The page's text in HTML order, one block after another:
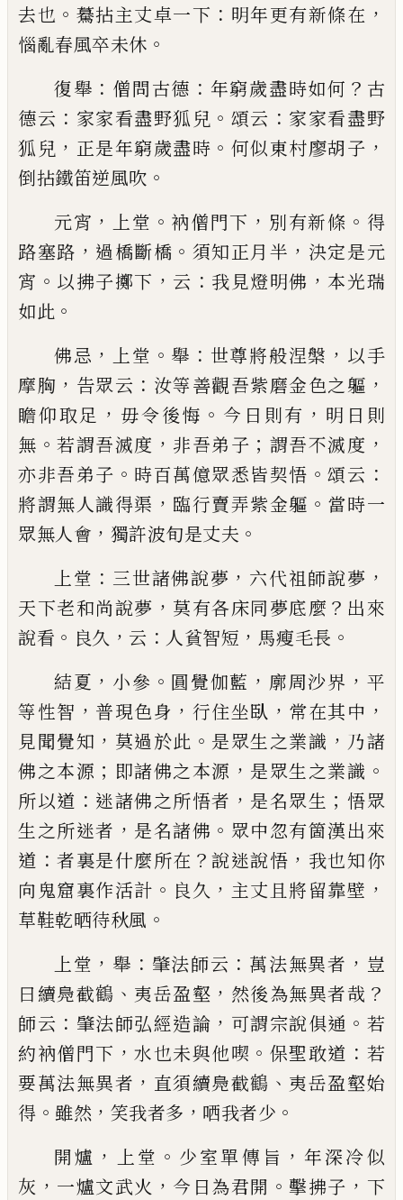
去也 。 驀拈主丈卓一下 ： 明年更有新條在 ，
惱亂春風卒未休 。
復舉 ： 僧問古德 ： 年窮歲盡時如何 ？ 古
德云 ： 家家看盡野狐兒 。 頌云 ： 家家看盡野
狐兒 ， 正是年窮歲盡時 。 何似東村廖胡子 ，
倒拈鐵笛逆風吹 。
元宵 ， 上堂 。 衲僧門下 ， 別有新條 。 得
路塞路 ， 過橋斷橋 。 須知正月半 ， 決定是元
宵 。 以拂子擲下 ， 云 ： 我見燈明佛 ，本光瑞
如此 。
佛忌 ， 上堂 。 舉 ： 世尊將般涅槃 ， 以手
摩胸 ， 告眾云 ： 汝等善觀吾紫磨金色之軀 ，
瞻仰取足 ， 毋令後悔 。 今日則有 ， 明日則
無 。若謂吾滅度 ， 非吾弟子 ； 謂吾不滅度 ，
亦非吾弟子 。 時百萬億眾悉皆契悟 。頌云 ：
將謂無人識得渠 ， 臨行賣弄紫金軀 。 當時一
眾無人會 ， 獨許波旬是丈夫 。
上堂 ： 三世諸佛說夢 ， 六代祖師說夢 ，
天下老和尚說夢 ， 莫有各床同夢底麼 ？ 出來
說看 。 良久 ， 云 ： 人貧智短 ， 馬瘦毛長 。
結夏 ， 小參 。 圓覺伽藍 ， 廓周沙界 ， 平
等性智 ， 普現色身 ， 行住坐臥 ， 常在其中 ，
見聞覺知 ， 莫過於此 。 是眾生之業識 ， 乃諸
佛之本源 ； 即諸佛之本源 ， 是眾生之業識 。
所以道 ： 迷諸佛之所悟者 ， 是名眾生 ； 悟眾
生之所迷者 ， 是名諸佛 。 眾中忽有箇漢出來
道 ：者裏是什麼所在 ？說迷說悟 ， 我也知你
向鬼窟裏作活計 。 良久 ， 主丈 且將留靠壁 ，
草鞋乾晒待秋風 。
上堂 ， 舉 ： 肇法師云 ： 萬法無異者 ， 豈
曰續鳧截鶴 、 夷岳盈壑 ， 然後為無異者哉 ？
師云 ： 肇法師弘經造論 ， 可謂宗說俱通 。 若
約衲僧門下 ，水也未與他喫 。 保聖敢道 ： 若
要萬法無異者 ， 直須續鳧截鶴 、 夷岳盈壑始
得 。 雖然 ， 笑我者多 ， 哂我者少 。
開爐 ， 上堂 。 少室單傳旨 ， 年深冷似
灰 ， 一爐文武火 ， 今 日為君開 。擊拂子 ， 下